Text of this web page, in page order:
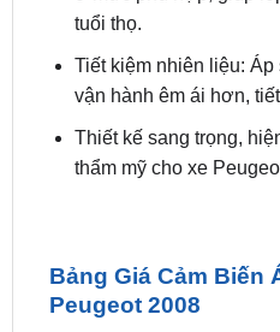
vận hành êm ái hơn,
Thiết kế sang trọng,
thẩm mỹ cho xe
Cảm biến áp suất lốp
áp suất hoặc nhiệt độ